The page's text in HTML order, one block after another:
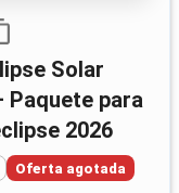
Paquete para
2026
Oferta agotada